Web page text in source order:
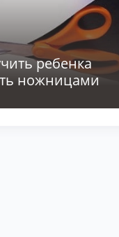
ребенка
ножницами